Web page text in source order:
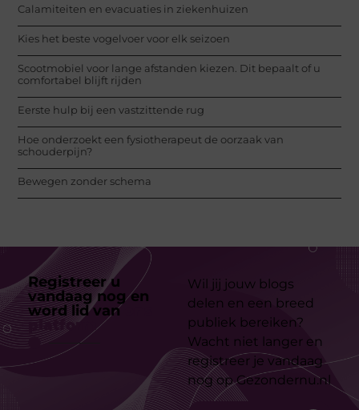
Calamiteiten en evacuaties in ziekenhuizen
Kies het beste vogelvoer voor elk seizoen
Scootmobiel voor lange afstanden kiezen. Dit bepaalt of u
comfortabel blijft rijden
Eerste hulp bij een vastzittende rug
Hoe onderzoekt een fysiotherapeut de oorzaak van
schouderpijn?
Bewegen zonder schema
Registreer u
vandaag nog en
word lid van
platform
Wil jij jouw blogs
delen en een breed
publiek bereiken?
Wacht niet langer en
registreer je vandaag
nog op Gezondernu.nl